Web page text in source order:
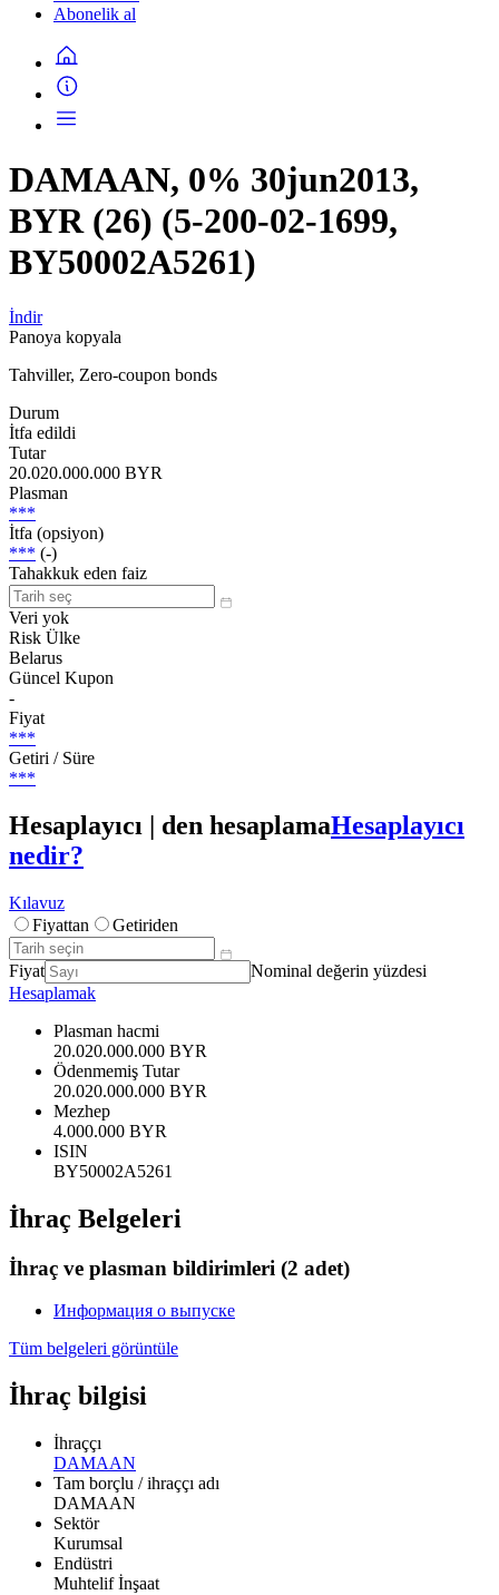
Abonelik al
DAMAAN, 0% 30jun2013,
BYR (26) (5-200-02-1699,
BY50002A5261)
İndir
Panoya kopyala
Tahviller, Zero-coupon bonds
Durum
İtfa edildi
Tutar
20.020.000.000 BYR
Plasman
***
İtfa (opsiyon)
*** (-)
Tahakkuk eden faiz
Veri yok
Risk Ülke
Belarus
Güncel Kupon
-
Fiyat
***
Getiri / Süre
***
Hesaplayıcı | den hesaplamaHesaplayıcı
nedir?
Kılavuz
Fiyattan
Getiriden
Fiyat
Nominal değerin yüzdesi
Hesaplamak
Plasman hacmi
20.020.000.000 BYR
Ödenmemiş Tutar
20.020.000.000 BYR
Mezhep
4.000.000 BYR
ISIN
BY50002A5261
İhraç Belgeleri
İhraç ve plasman bildirimleri (2 adet)
Информация о выпуске
Tüm belgeleri görüntüle
İhraç bilgisi
İhraççı
DAMAAN
Tam borçlu / ihraççı adı
DAMAAN
Sektör
Kurumsal
Endüstri
Muhtelif İnşaat